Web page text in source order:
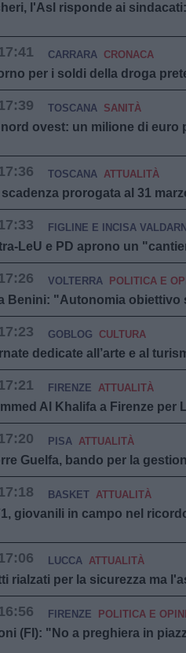
l'Asl risponde ai
CARRARA CRONACA
per i soldi della droga
TOSCANA SANITÀ
ovest: un milione di euro
TOSCANA ATTUALITÀ
prorogata al 31
FIGLINE E INCISA
LeU e PD aprono un
VOLTERRA POLITICA E
Benini: "Autonomia obiettivo
GOBLOG CULTURA
dedicate all’arte e al
FIRENZE ATTUALITÀ
Al Khalifa a Firenze per
PISA ATTUALITÀ
Guelfa, bando per la
BASKET ATTUALITÀ
giovanili in campo nel
LUCCA ATTUALITÀ
rialzati per la sicurezza ma
FIRENZE POLITICA E
(FI): "No a preghiera in